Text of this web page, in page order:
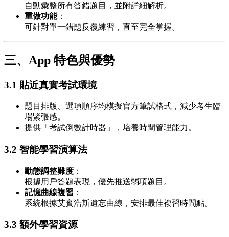
自動彙整所有答錯題目，並附詳細解析。
重做功能：
可針對單一錯題反覆練習，直至完全掌握。
三、App 特色與優勢
3.1 貼近真實考試環境
題目排版、選項順序均模擬官方筆試格式，減少考生臨
場緊張感。
提供「考試倒數計時器」，培養時間管理能力。
3.2 智能學習演算法
動態調整難度 ：
根據用戶答題表現，優先推送弱項題目。
記憶曲線複習 ：
系統根據艾賓浩斯遺忘曲線，安排最佳複習時間點。
3.3 額外學習資源